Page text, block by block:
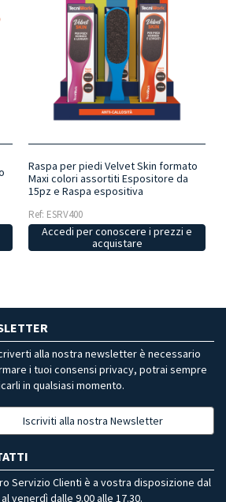
Raspa per piedi Velvet Skin formato
Maxi colori assortiti Espositore da
15pz e Raspa espositiva
Ref: ESRV400
Accedi per conoscere i prezzi e
acquistare
alla nostra newsletter è necessario
i tuoi consensi privacy, potrai sempre
in qualsiasi momento.
Iscriviti alla nostra Newsletter
Servizio Clienti è a vostra disposizione dal
venerdì dalle 9.00 alle 17.30.